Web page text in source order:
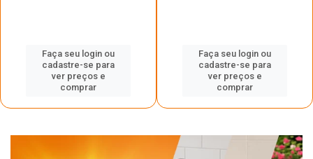
Faça seu login ou
cadastre-se para
ver preços e
comprar
Faça seu login ou
cadastre-se para
ver preços e
comprar